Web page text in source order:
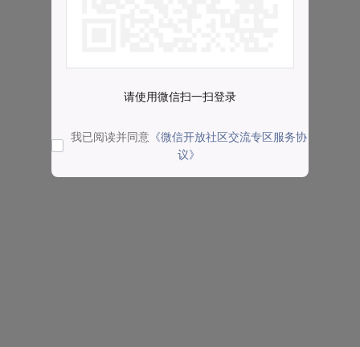
请使用微信扫一扫登录
我已阅读并同意 《微信开放社区交流专区服务协
议》